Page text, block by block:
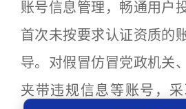
账号信息管理，畅通用户
首次未按要求认证资质的
导。对假冒仿冒党政机关
夹带违规信息等账号，